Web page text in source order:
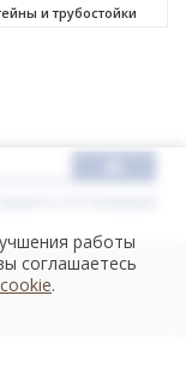
и трубостойки
работы
соглашаетесь
.